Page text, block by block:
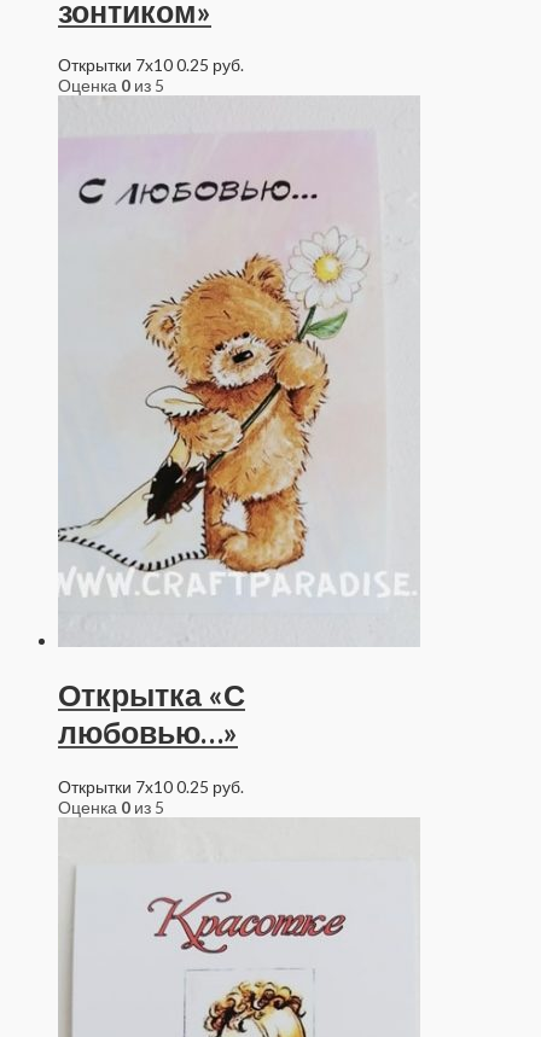
зонтиком»
Открытки 7x100.25 руб.
Оценка 0 из 5
Открытка «С
любовью…»
Открытки 7x100.25 руб.
Оценка 0 из 5